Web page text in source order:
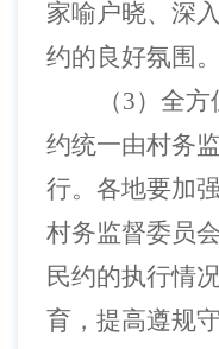
家喻户晓、深
约的良好氛围。
（3）全方
约统一由村务
行。各地要加
村务监督委员
民约的执行情
育，提高遵规